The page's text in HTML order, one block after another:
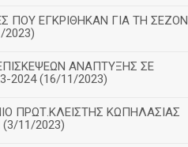
ΠΟΥ ΕΓΚΡΙΘΗΚΑΝ ΓΙΑ ΤΗ ΣΕΖΟΝ
2023)
ΑΝΑΠΤΥΞΗΣ ΣΕ
2024 (16/11/2023)
ΠΡΩΤ.ΚΛΕΙΣΤΗΣ ΚΩΠΗΛΑΣΙΑΣ
11/2023)